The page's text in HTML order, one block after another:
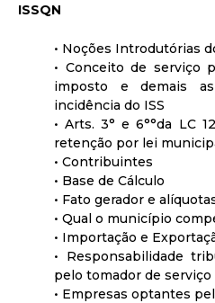
ISSQN
• Noções Introdutórias
• Conceito de serviço
imposto e demais
incidência do ISS
• Arts. 3° e 6°°da LC
retenção por lei
• Contribuintes
• Base de Cálculo
• Fato gerador e
• Qual o município
• Importação e
• Responsabilidade
pelo tomador de serviço
• Empresas optantes